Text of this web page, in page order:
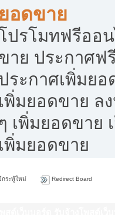
ยอดขาย
ปรโมทฟรีออ
าย ประกาศฟ
ระกาศเพิ่มย
เพิ่มยอดขาย ล
ๆ เพิ่มยอดขาย
เพิ่มยอดขาย
ระทู้ใหม่ Redirect Board